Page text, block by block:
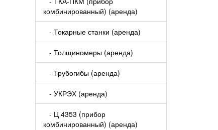
комбинированный) (аренда)
- Токарные станки (аренда)
- Толщиномеры (аренда)
- Трубогибы (аренда)
- УКРЭХ (аренда)
- Ц 4353 (прибор
комбинированный) (аренда)